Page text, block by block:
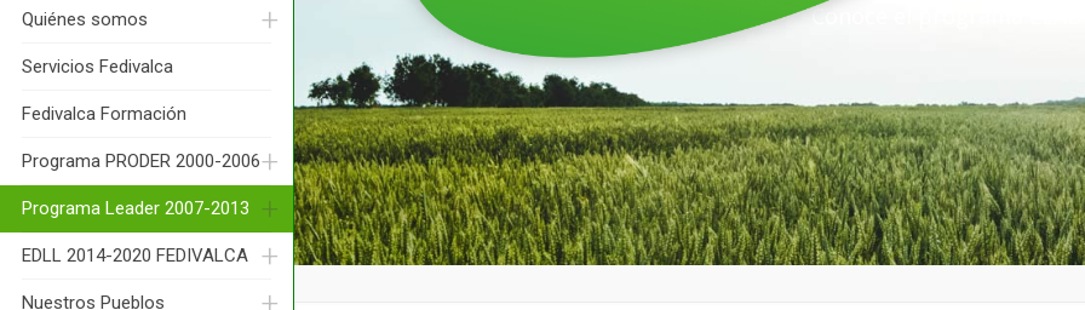
Quiénes somos
Servicios Fedivalca
Fedivalca Formación
Programa PRODER 2000-2006
Programa Leader 2007-2013
EDLL 2014-2020 FEDIVALCA
Nuestros Pueblos
Conoce el programa